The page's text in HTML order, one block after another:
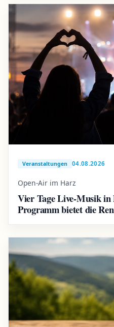
Veranstaltungen 04.08.2026
Open-Air im Harz
Vier Tage Live-Musik in
Programm bietet die